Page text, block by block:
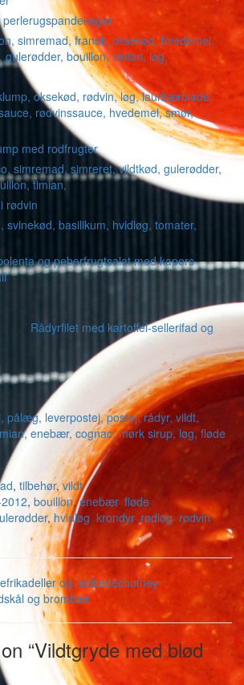
med rodfrugter
rødvin
og peberfrugtsalat med kapers
Rådyrfilet med kartoffel-sellerifad og
, tilbehør,vildt
, bouillon,enebær, fløde,
,hvidløg, krondyr, rødløg, rødvin,
og rødbedechutney
og brombær
“Vildtgryde med blød